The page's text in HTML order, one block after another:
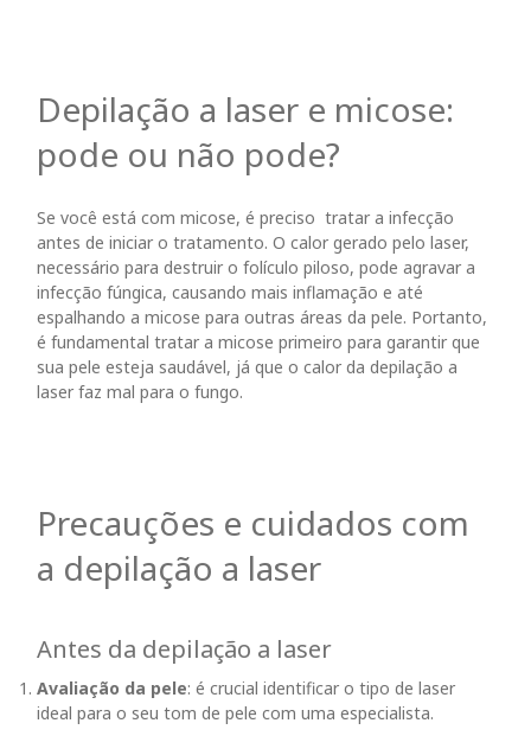
Depilação a laser e micose:
pode ou não pode?
Se você está com micose, é preciso tratar a infecção
antes de iniciar o tratamento. O calor gerado pelo laser,
necessário para destruir o folículo piloso, pode agravar a
infecção fúngica, causando mais inflamação e até
espalhando a micose para outras áreas da pele. Portanto,
é fundamental tratar a micose primeiro para garantir que
sua pele esteja saudável, já que o calor da depilação a
laser faz mal para o fungo.
Precauções e cuidados com
a depilação a laser
Antes da depilação a laser
Avaliação da pele: é crucial identificar o tipo de laser
ideal para o seu tom de pele com uma especialista.